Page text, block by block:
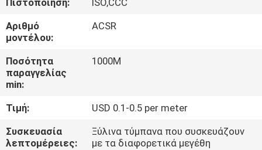
ΕΡΓΟΣΤΑΣΊΩΝ
ΠΟΙΟΤΙΚΌΣ
ΈΛΕΓΧΟΣ
ΜΑΣ
ΕΛΆΤΕ
Πιστοποίηση:
ISO,CCC
Αριθμό
μοντέλου:
ACSR
Ποσότητα
παραγγελίας
min:
1000M
Τιμή:
USD 0.1-0.5 per meter
Συσκευασία
λεπτομέρειες:
Ξύλινα τύμπανα που συσκευάζουν
με τα διαφορετικά μεγέθη